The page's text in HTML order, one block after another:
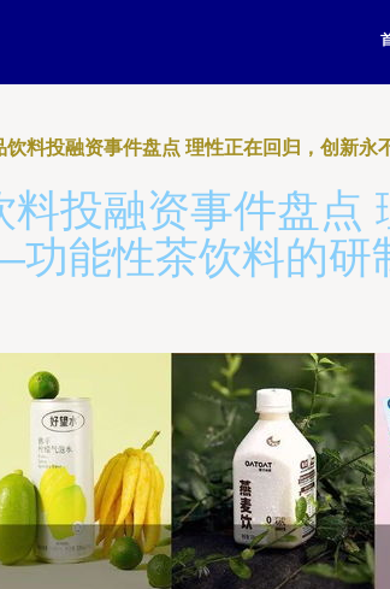
饮料投融资事件盘点 理性正在回归，创新
投融资事件盘点
能性茶饮料的研